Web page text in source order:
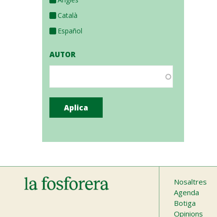
Català
Español
AUTOR
Main
Nosaltres
Agenda
Botiga
Opinions